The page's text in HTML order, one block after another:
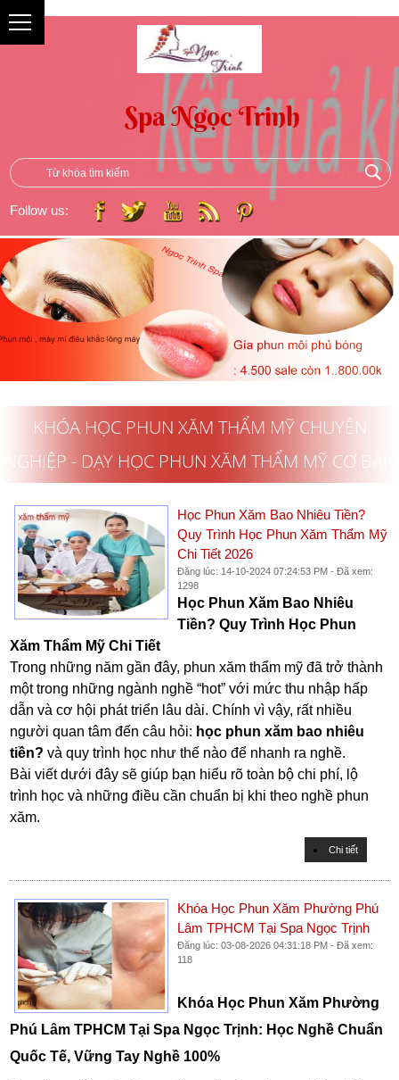
Follow us:
KHÓA HỌC PHUN XĂM THẨM MỸ CHUYÊN
NGHIỆP - DẠY HỌC PHUN XĂM THẨM MỸ CƠ BẢN
Học Phun Xăm Bao Nhiêu Tiền?
Quy Trình Học Phun Xăm Thẩm Mỹ
Chi Tiết 2026
Đăng lúc: 14-10-2024 07:24:53 PM - Đã xem:
1298
Học Phun Xăm Bao Nhiêu
Tiền? Quy Trình Học Phun
Xăm Thẩm Mỹ Chi Tiết
Trong những năm gần đây, phun xăm thẩm mỹ đã trở thành
một trong những ngành nghề “hot” với mức thu nhập hấp
dẫn và cơ hội phát triển lâu dài. Chính vì vậy, rất nhiều
người quan tâm đến câu hỏi: học phun xăm bao nhiêu
tiền? và quy trình học như thế nào để nhanh ra nghề.
Bài viết dưới đây sẽ giúp bạn hiểu rõ toàn bộ chi phí, lộ
trình học và những điều cần chuẩn bị khi theo nghề phun
xăm.
Chi tiết
Khóa Học Phun Xăm Phường Phú
Lâm TPHCM Tại Spa Ngọc Trịnh
Đăng lúc: 03-08-2026 04:31:18 PM - Đã xem:
118
Khóa Học Phun Xăm Phường
Phú Lâm TPHCM Tại Spa Ngọc Trịnh: Học Nghề Chuẩn
Quốc Tế, Vững Tay Nghề 100%